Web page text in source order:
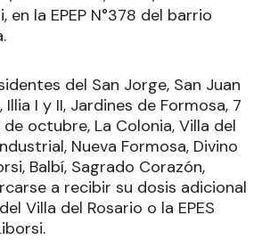
en la EPEP N°378 del barrio
del San Jorge, San Juan
Illia I y II, Jardines de Formosa, 7
de octubre, La Colonia, Villa del
Nueva Formosa, Divino
Balbí, Sagrado Corazón,
a recibir su dosis adicional
Villa del Rosario o la EPES